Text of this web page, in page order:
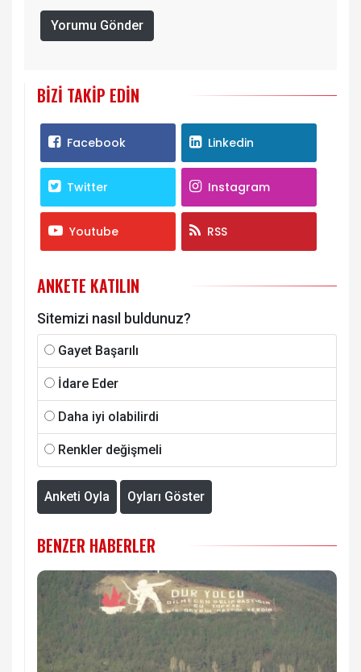
Yorumu Gönder
BIZI TAKIP EDIN
Facebook Linkedin
Twitter Instagram
Youtube RSS
ANKETE KATILIN
Sitemizi nasıl buldunuz?
Gayet Başarılı
İdare Eder
Daha iyi olabilirdi
Renkler değişmeli
Anketi Oyla Oyları Göster
BENZER HABERLER